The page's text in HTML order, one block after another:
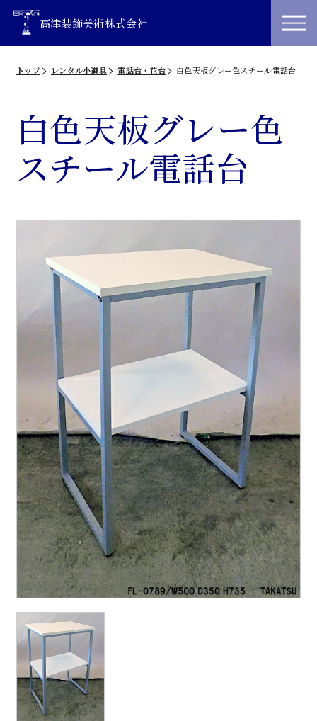
高津装飾美術株式会社
トップ レンタル小道具 電話台・花台 白色天板グレー色スチール電話台
白色天板グレー色
スチール電話台